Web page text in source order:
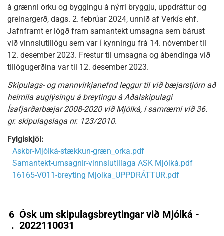
á grænni orku og byggingu á nýrri bryggju, uppdráttur og
greinargerð, dags. 2. febrúar 2024, unnið af Verkís ehf.
Jafnframt er lögð fram samantekt umsagna sem bárust
við vinnslutillögu sem var í kynningu frá 14. nóvember til
12. desember 2023. Frestur til umsagna og ábendinga við
tillögugerðina var til 12. desember 2023.
Skipulags- og mannvirkjanefnd leggur til við bæjarstjórn að
heimila auglýsingu á breytingu á Aðalskipulagi
Ísafjarðarbæjar 2008-2020 við Mjólká, í samræmi við 36.
gr. skipulagslaga nr. 123/2010.
Fylgiskjöl:
Askbr-Mjólká-stækkun-græn_orka.pdf
Samantekt-umsagnir-vinnslutillaga ASK Mjólká.pdf
16165-V011-breyting Mjolka_UPPDRÁTTUR.pdf
6
.
Ósk um skipulagsbreytingar við Mjólká -
2022110031